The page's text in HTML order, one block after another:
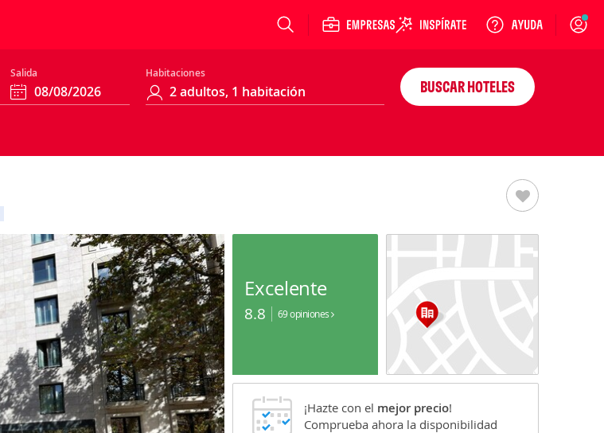
Login
Salida Habitaciones
BUSCAR HOTELES
Excelente
8.8 69 opiniones
¡Hazte con el mejor precio!
Comprueba ahora la disponibilidad